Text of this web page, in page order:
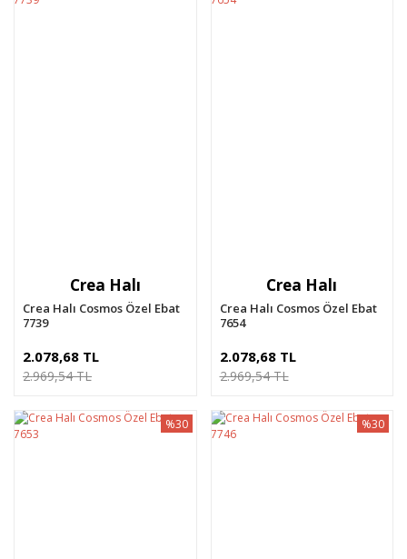
Crea Halı
Crea Halı Cosmos Özel Ebat
7739
2.078,68 TL
2.969,54 TL
Crea Halı
Crea Halı Cosmos Özel Ebat
7654
2.078,68 TL
2.969,54 TL
%30 %30